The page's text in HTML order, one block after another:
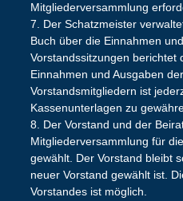
Mitgliederversammlung
7. Der Schatzmeister
Buch über die Einnahmen
Vorstandssitzungen berichtet
Einnahmen und Ausgaben
Vorstandsmitgliedern ist
Kassenunterlagen zu
8. Der Vorstand und der
Mitgliederversammlung für
gewählt. Der Vorstand bleibt
neuer Vorstand gewählt ist.
Vorstandes ist möglich.